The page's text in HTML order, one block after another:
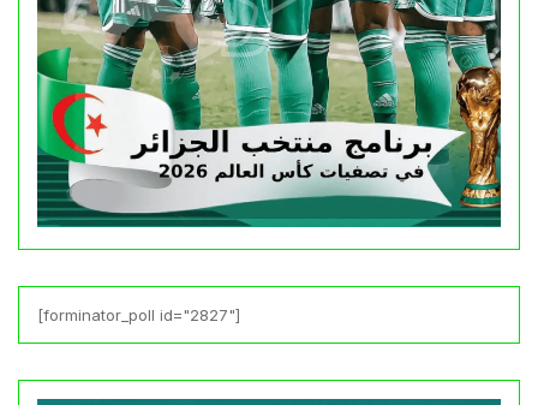
[forminator_poll id="2827"]